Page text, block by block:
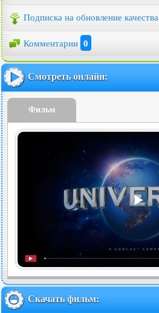
Подписка на обновление качества
Комментарии 0
Смотреть онлайн:
Фильм
Скачать фильм: